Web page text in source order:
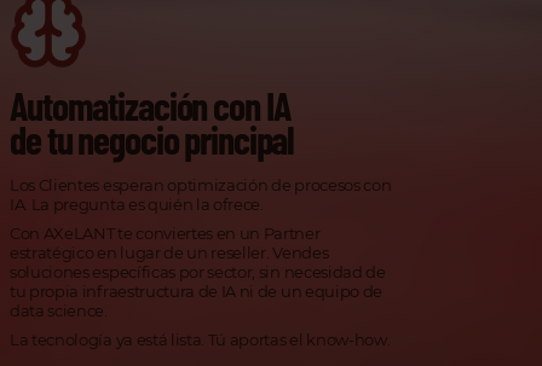
Automatización con IA
de tu negocio principal
Los Clientes esperan optimización de procesos con
IA. La pregunta es quién la ofrece.
Con AXeLANT te conviertes en un Partner
estratégico en lugar de un reseller. Vendes
soluciones específicas por sector, sin necesidad de
tu propia infraestructura de IA ni de un equipo de
data science.
La tecnología ya está lista. Tú aportas el know-how.